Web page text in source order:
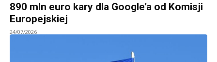
890 mln euro kary dla Google’a od Komisji
Europejskiej
24/07/2026